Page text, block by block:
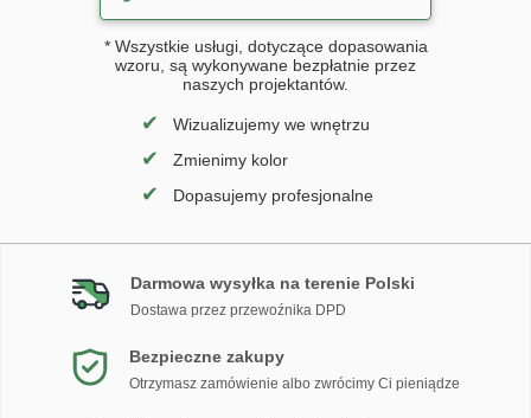
* Wszystkie usługi, dotyczące dopasowania
wzoru, są wykonywane bezpłatnie przez
naszych projektantów.
✔ Wizualizujemy we wnętrzu
✔ Zmienimy kolor
✔ Dopasujemy profesjonalne
Darmowa wysyłka na terenie Polski
Dostawa przez przewoźnika DPD
Bezpieczne zakupy
Otrzymasz zamówienie albo zwrócimy Ci pieniądze